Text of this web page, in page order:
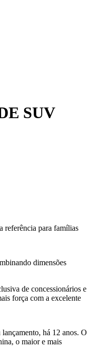
SUV
referência para famílias
dimensões
de concessionários e
força com a excelente
lançamento, há 12 anos. O
o maior e mais